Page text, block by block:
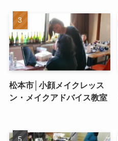
松本市│小顔メイクレッス
ン・メイクアドバイス教室